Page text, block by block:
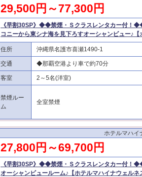
29,500円～77,300円
《早割30SP》◆◆禁煙・Ｓクラスレンタカー付！
コニーから東シナ海を見下ろすオーシャンビュー♪
住所 沖縄県名護市喜瀬1490-1
交通 ◆那覇空港より車で約70分
客室 2～5名(洋室)
禁煙ルー
ム
全室禁煙
ホテルマハイ
27,800円～69,700円
《早割30SP》◆◆禁煙・Ｓクラスレンタカー付！
オーシャンビュールーム♪【ホテルマハイナウェルネ